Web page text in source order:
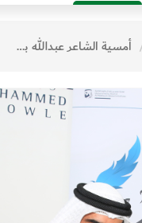
أمسية الشاعر عبدالله بن قصير الدرعي